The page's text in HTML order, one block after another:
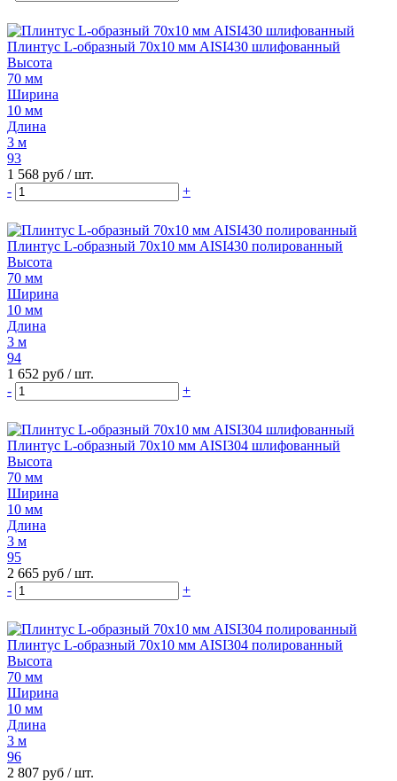
Плинтус L-образный 70х10 мм AISI430 шлифованный
Высота
70 мм
Ширина
10 мм
Длина
3 м
93
1 568 руб / шт.
-
+
Плинтус L-образный 70х10 мм AISI430 полированный
Высота
70 мм
Ширина
10 мм
Длина
3 м
94
1 652 руб / шт.
-
+
Плинтус L-образный 70х10 мм AISI304 шлифованный
Высота
70 мм
Ширина
10 мм
Длина
3 м
95
2 665 руб / шт.
-
+
Плинтус L-образный 70х10 мм AISI304 полированный
Высота
70 мм
Ширина
10 мм
Длина
3 м
96
2 807 руб / шт.